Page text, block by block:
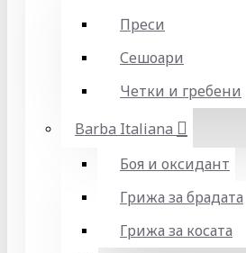
Преси
Сешоари
Четки и гребени
Barba Italiana
Боя и оксидант
Грижа за брадата
Грижа за косата